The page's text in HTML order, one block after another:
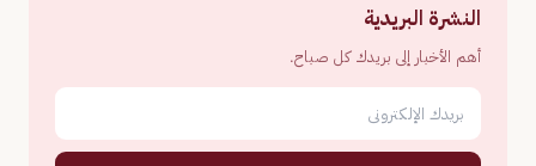
النشرة البريدية
أهم الأخبار إلى بريدك كل صباح.